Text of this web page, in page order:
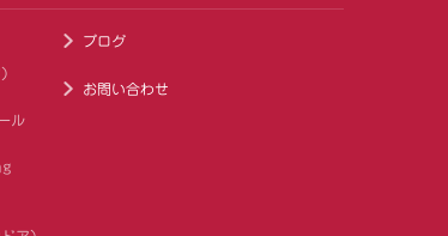
ル
ブログ
お問い合わせ